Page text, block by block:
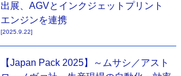
出展、AGVとインクジェットプリント
エンジンを連携
[2025.9.22]
【Japan Pack 2025】～ムサシ／アスト